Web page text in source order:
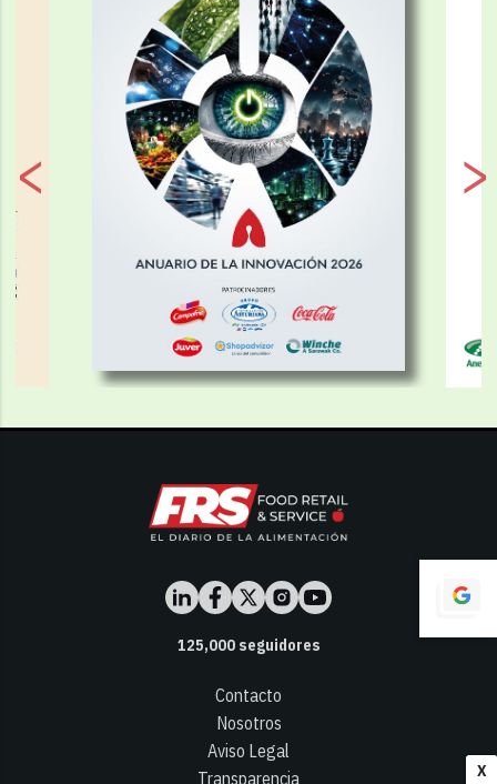
X
125,000seguidores
Contacto
Nosotros
Aviso Legal
Transparencia